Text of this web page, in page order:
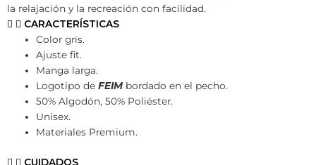
la relajación y la recreación con facilidad.
CARACTERÍSTICAS
Color gris.
Ajuste fit.
Manga larga.
Logotipo deFEIM bordado en el pecho.
50% Algodón, 50% Poliéster.
Unisex.
Materiales Premium.
CUIDADOS